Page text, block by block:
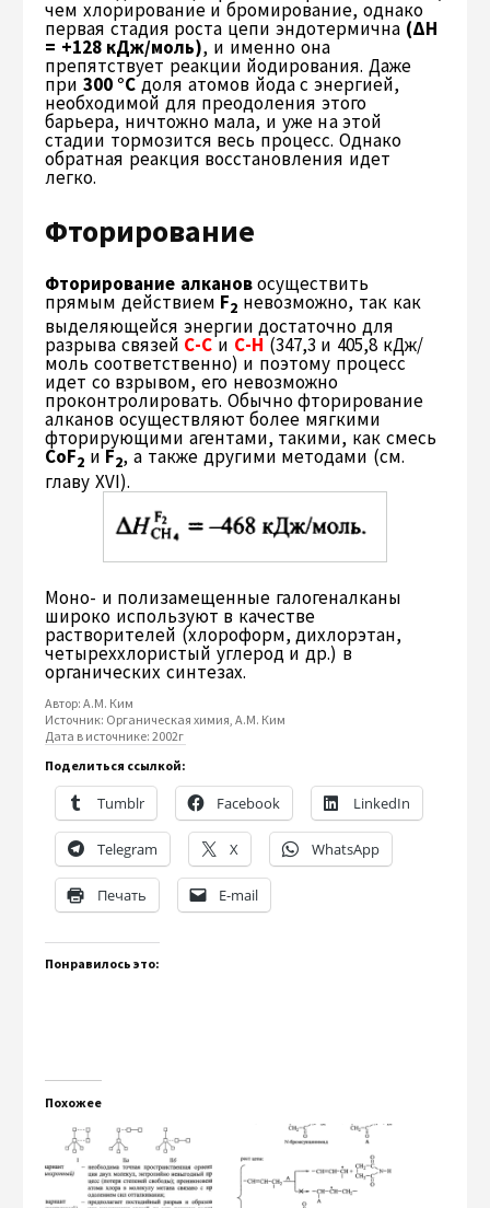
чем хлорирование и бромирование, однако
первая стадия роста цепи эндотермична (ΔН
= +128 кДж/моль), и именно она
препятствует реакции йодирования. Даже
при 300 °Сдоля атомов йода с энергией,
необходимой для преодоления этого
барьера, ничтожно мала, и уже на этой
стадии тормозится весь процесс. Однако
обратная реакция восстановления идет
легко.
Фторирование
Фторирование алкановосуществить
прямым действием F2 невозможно, так как
выделяющейся энергии достаточно для
разрыва связей С-Си С-Н (347,3 и 405,8 кДж/
моль соответственно) и поэтому процесс
идет со взрывом, его невозможно
проконтролировать. Обычно фторирование
алканов осуществляют более мягкими
фторирующими агентами, такими, как смесь
CoF2 иF2, а также другими методами (см.
главу XVI).
Моно- и полизамещенные галогеналканы
широко используют в качестве
растворителей (хлороформ, дихлорэтан,
четыреххлористый углерод и др.) в
органических синтезах.
Автор: А.М. Ким
Источник: Органическая химия, А.М. Ким
Дата в источнике: 2002г
Поделиться ссылкой:
Tumblr Facebook LinkedIn
Telegram X WhatsApp
Печать E-mail
Понравилось это:
Похожее